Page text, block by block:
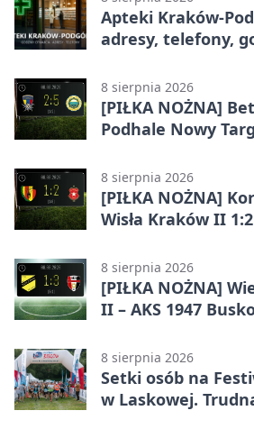
Apteki Kraków-
adresy, telefony,
8 sierpnia 2026
[PIŁKA NOŻNA]
Podhale Nowy
efektownym
8 sierpnia 2026
[PIŁKA NOŻNA]
Wisła Kraków II
odwróciła losy
8 sierpnia 2026
[PIŁKA NOŻNA]
II – AKS 1947
Liga Grupa 4
8 sierpnia 2026
Setki osób na
w Laskowej.